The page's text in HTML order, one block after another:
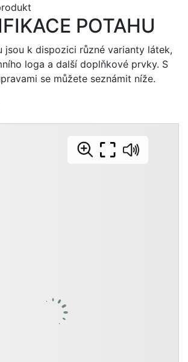
POTAHU
jsou k dispozici různé varianty látek,
loga a další doplňkové prvky. S
se můžete seznámit níže.